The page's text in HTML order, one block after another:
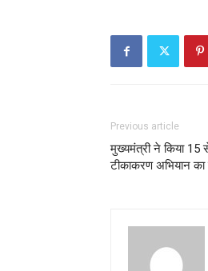
Previous article
मुख्यमंत्री ने किया 15
टीकाकरण अभियान का